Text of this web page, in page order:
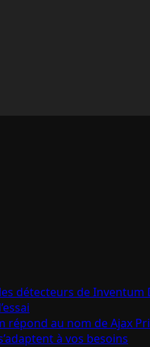
détecteurs de Inventum
répond au nom de Ajax
à vos besoins